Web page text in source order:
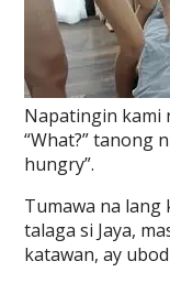
Napatingin kami
“What?” tanong
hungry”.
Tumawa na lang
talaga si Jaya,
katawan, ay